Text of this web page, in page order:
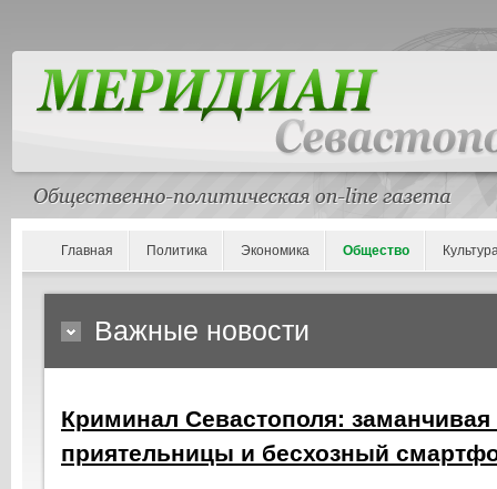
Главная Политика Экономика Общество
Важные новости
Криминал Севастополя:
приятельницы и бесхозный